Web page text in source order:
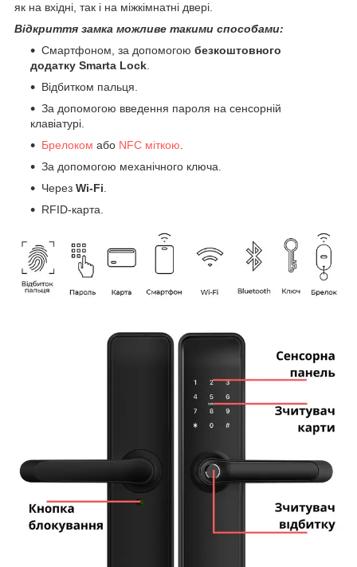
як на вхідні, так і на міжкімнатні двері.
Відкриття замка можливе такими способами:
Смартфоном, за допомогою безкоштовного
додатку Smarta Lock.
Відбитком пальця.
За допомогою введення пароля на сенсорній
клавіатурі.
Брелоком або NFC міткою.
За допомогою механічного ключа.
Через Wi-Fi.
RFID-карта.